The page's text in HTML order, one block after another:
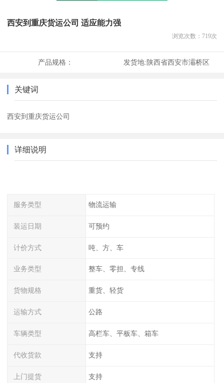
西安到重庆货运公司 适应能力强
浏览次数： 719次
产品规格： 发货地:陕西省西安市灞桥区
关键词
西安到重庆货运公司
详细说明
服务类型 物流运输
装运日期 可预约
计价方式 吨、方、车
业务类型 整车、零担、专线
货物规格 重货、轻货
运输方式 公路
车辆类型 高栏车、平板车、箱车
代收货款 支持
上门提货 支持